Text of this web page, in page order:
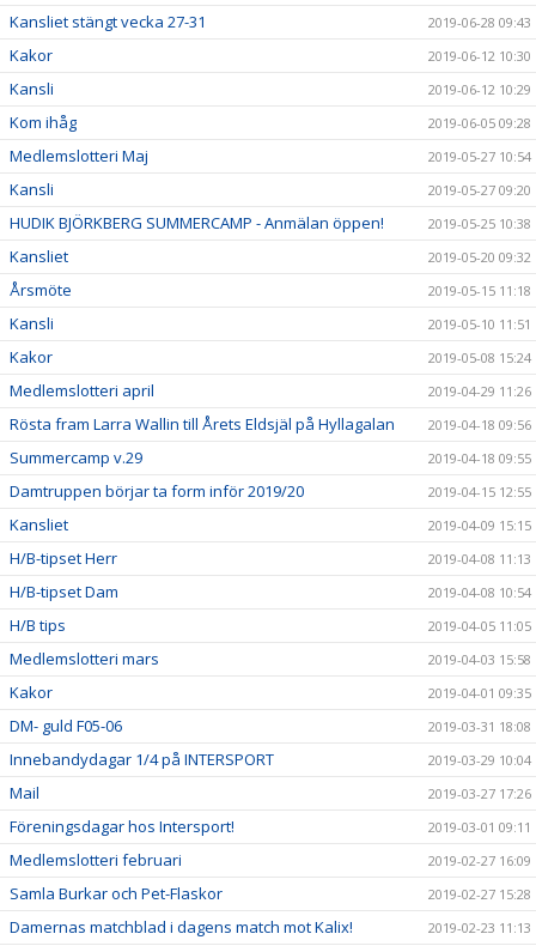
Kansliet stängt vecka 27-31 2019-06-28 09:43
Kakor 2019-06-12 10:30
Kansli 2019-06-12 10:29
Kom ihåg 2019-06-05 09:28
Medlemslotteri Maj 2019-05-27 10:54
Kansli 2019-05-27 09:20
HUDIK BJÖRKBERG SUMMERCAMP - Anmälan öppen! 2019-05-25 10:38
Kansliet 2019-05-20 09:32
Årsmöte 2019-05-15 11:18
Kansli 2019-05-10 11:51
Kakor 2019-05-08 15:24
Medlemslotteri april 2019-04-29 11:26
Rösta fram Larra Wallin till Årets Eldsjäl på Hyllagalan 2019-04-18 09:56
Summercamp v.29 2019-04-18 09:55
Damtruppen börjar ta form inför 2019/20 2019-04-15 12:55
Kansliet 2019-04-09 15:15
H/B-tipset Herr 2019-04-08 11:13
H/B-tipset Dam 2019-04-08 10:54
H/B tips 2019-04-05 11:05
Medlemslotteri mars 2019-04-03 15:58
Kakor 2019-04-01 09:35
DM- guld F05-06 2019-03-31 18:08
Innebandydagar 1/4 på INTERSPORT 2019-03-29 10:04
Mail 2019-03-27 17:26
Föreningsdagar hos Intersport! 2019-03-01 09:11
Medlemslotteri februari 2019-02-27 16:09
Samla Burkar och Pet-Flaskor 2019-02-27 15:28
Damernas matchblad i dagens match mot Kalix! 2019-02-23 11:13